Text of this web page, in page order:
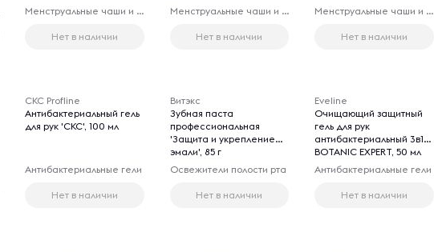
Менструальные чаши и капы
Нет в наличии
Менструальные чаши и капы
Нет в наличии
Менструальные чаши и капы
Нет в наличии
CКС Profline
Антибактериальный гель
для рук 'CКС', 100 мл
Антибактериальные гели
Нет в наличии
Витэкс
Зубная паста
профессиональная
'Защита и укрепление
эмали', 85 г
Освежители полости рта
Нет в наличии
Eveline
Очищающий защитный
гель для рук
антибактериальный 3в1
BOTANIC EXPERT, 50 мл
Антибактериальные гели
Нет в наличии